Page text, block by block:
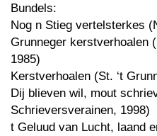
Bundels:
Nog n Stieg vertelsterkes
Grunneger kerstverhoalen
1985)
Kerstverhoalen (St. ‘t
Dij blieven wil, mout
Schrieversverainen, 1998)
t Geluud van Lucht, laand